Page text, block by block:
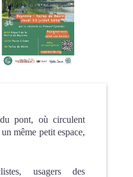
pont, où circulent
même petit espace,
usagers des